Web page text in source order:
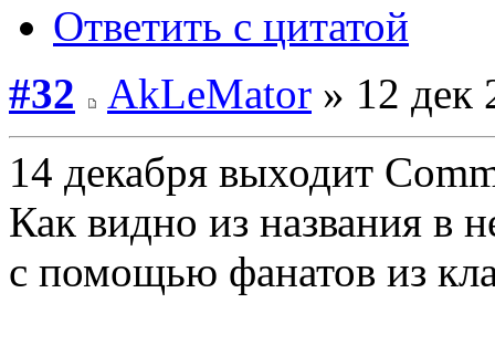
Ответить с цитатой
#32
AkLeMator » 12 дек
14 декабря выходит
Как видно из названия
с помощью фанатов из